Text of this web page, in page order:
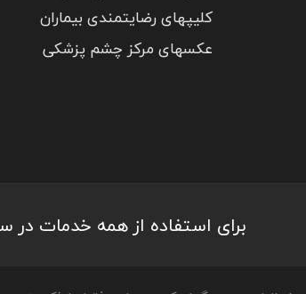
کلیپهای رضایتمندی بیماران
عکسهای مرکز چشم پزشکی
برای استفاده از همه خدمات